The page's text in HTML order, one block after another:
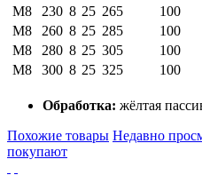
М8
230 8 25 265
100
М8
260 8 25 285
100
М8
280 8 25 305
100
М8
300 8 25 325 100
Обработка: жёлтая
Похожие товары Недавно
покупают